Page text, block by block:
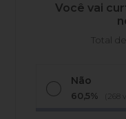
Você vai
Total
Não
60,5% (268